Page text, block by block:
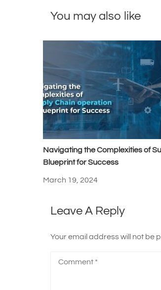
You may also like
Navigating the Complexities of
Blueprint for Success
March 19, 2024
Leave A Reply
Your email address will not be